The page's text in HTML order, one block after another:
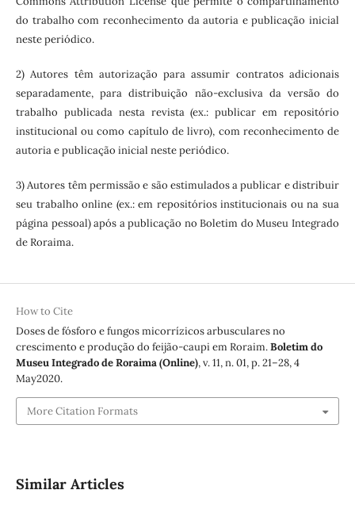
do trabalho com reconhecimento da autoria e publicação inicial
neste periódico.
2) Autores têm autorização para assumir contratos adicionais
separadamente, para distribuição não-exclusiva da versão do
trabalho publicada nesta revista (ex.: publicar em repositório
institucional ou como capítulo de livro), com reconhecimento de
autoria e publicação inicial neste periódico.
3) Autores têm permissão e são estimulados a publicar e distribuir
seu trabalho online (ex.: em repositórios institucionais ou na sua
página pessoal) após a publicação no Boletim do Museu Integrado
de Roraima.
How to Cite
Doses de fósforo e fungos micorrízicos arbusculares no
crescimento e produção do feijão-caupi em Roraim.Boletim do
Museu Integrado de Roraima (Online), v. 11, n. 01, p. 21–28, 4
May2020.
More Citation Formats
Similar Articles